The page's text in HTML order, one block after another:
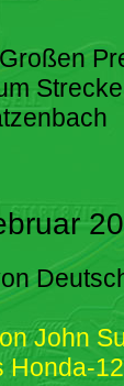
John
Honda-